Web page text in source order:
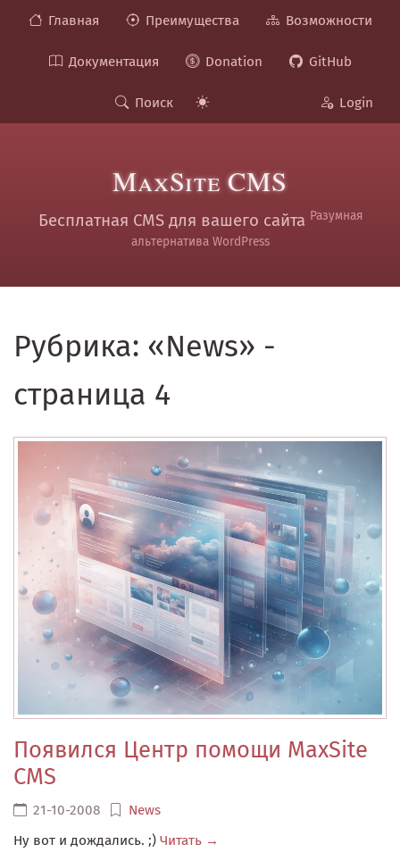
Главная Преимущества Возможности
Документация Donation GitHub
Поиск Login
MaxSite CMS
Бесплатная CMS для вашего сайта Разумная
альтернатива WordPress
Рубрика: «News» -
страница 4
Появился Центр помощи MaxSite
CMS
21-10-2008
News
Ну вот и дождались. ;) Читать